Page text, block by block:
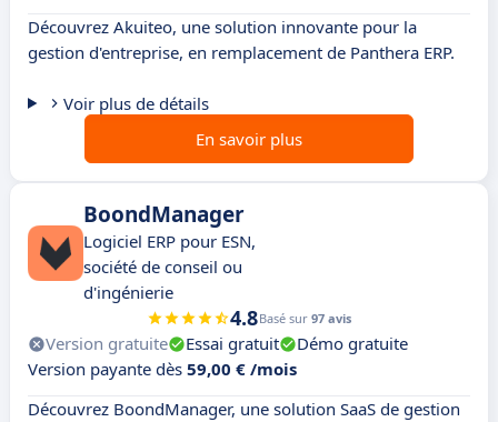
Découvrez Akuiteo, une solution innovante pour la
gestion d'entreprise, en remplacement de Panthera ERP.
Voir plus de détails
En savoir plus
BoondManager
Logiciel ERP pour ESN,
société de conseil ou
d'ingénierie
4.8Basé sur 97 avis
Version gratuite Essai gratuit
Démo gratuite
Version payante dès 59,00 € /mois
Découvrez BoondManager, une solution SaaS de gestion